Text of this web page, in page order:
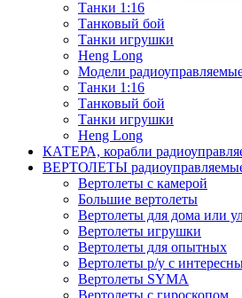
Танки 1:16
Танковый бой
Танки игрушки
Heng Long
Модели
Танки 1:16
Танковый бой
Танки игрушки
Heng Long
КАТЕРА, корабли
ВЕРТОЛЕТЫ
Вертолеты с камерой
Большие вертолеты
Вертолеты для дома или
Вертолеты игрушки
Вертолеты для опытных
Вертолеты р/у с
Вертолеты SYMA
Вертолеты с гироскопом